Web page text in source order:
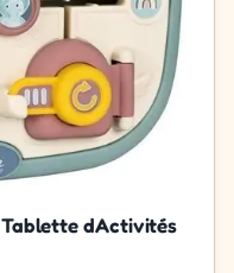
Tablette dActivités